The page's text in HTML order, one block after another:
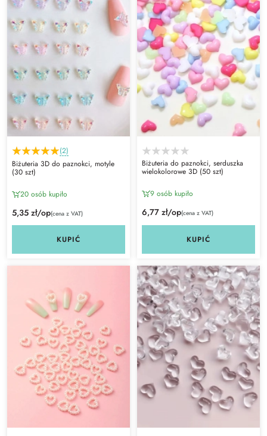
(2)
Biżuteria 3D do paznokci, motyle
(30 szt)
20 osób kupiło
5,35 zł/op(cena z VAT)
KUPIĆ
Biżuteria do paznokci, serduszka
wielokolorowe 3D (50 szt)
9 osób kupiło
6,77 zł/op(cena z VAT)
KUPIĆ